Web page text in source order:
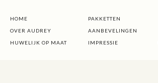
HOME
OVER AUDREY
HUWELIJK OP MAAT
PAKKETTEN
AANBEVELINGEN
IMPRESSIE